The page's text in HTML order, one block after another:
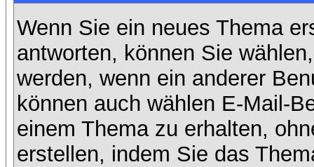
Wenn Sie ein neues Thema
antworten, können Sie
werden, wenn ein anderer
können auch wählen E-Mail-
einem Thema zu erhalten,
erstellen, indem Sie das